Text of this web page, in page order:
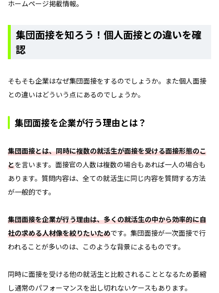
ホームページ掲載情報。
集団面接を知ろう！個人面接との違いを確
認
そもそも企業はなぜ集団面接をするのでしょうか。また個人面接
との違いはどういう点にあるのでしょうか。
集団面接を企業が行う理由とは？
集団面接とは、同時に複数の就活生が面接を受ける面接形態のこ
とを言います。面接官の人数は複数の場合もあれば一人の場合も
あります。質問内容は、全ての就活生に同じ内容を質問する方法
が一般的です。
集団面接を企業が行う理由は、多くの就活生の中から効率的に自
社の求める人材像を絞りたいためです。集団面接が一次面接で行
われることが多いのは、このような背景によるものです。
同時に面接を受ける他の就活生と比較されることとなるため萎縮
し通常のパフォーマンスを出し切れないケースもあります。